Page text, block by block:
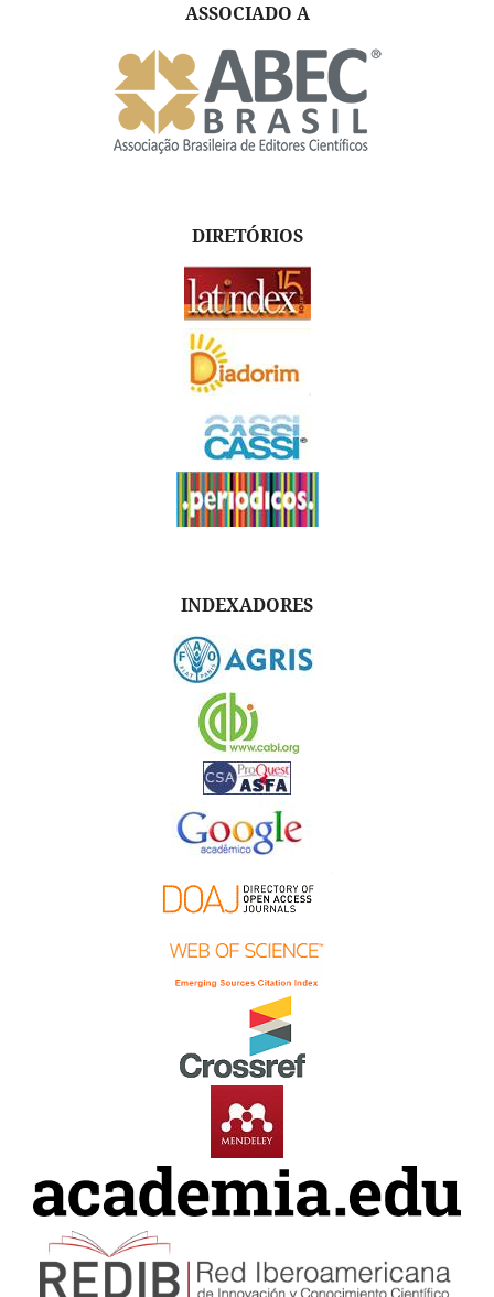
ASSOCIADO A
DIRETÓRIOS
INDEXADORES